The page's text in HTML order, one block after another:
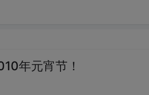
年元宵节！